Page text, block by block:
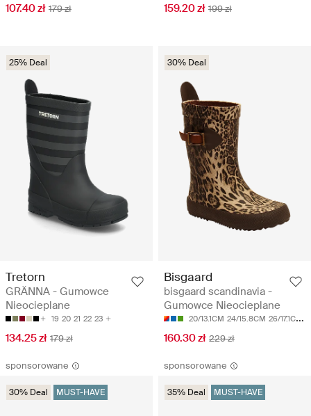
107.40 zł 179 zł 159.20 zł 199 zł
25% Deal
Tretorn
GRÄNNA - Gumowce
Nieocieplane
19 20 21 22 23
134.25 zł 179 zł
30% Deal
Bisgaard
bisgaard scandinavia -
Gumowce Nieocieplane
20/13.1CM 24/15.8CM 26/17.1CM
160.30 zł 229 zł
sponsorowane
30% Deal MUST-HAVE
sponsorowane
35% Deal MUST-HAVE